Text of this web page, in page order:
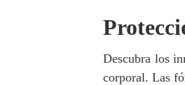
Descubra los
corporal. Las